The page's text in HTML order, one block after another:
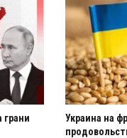
грани
Украина на